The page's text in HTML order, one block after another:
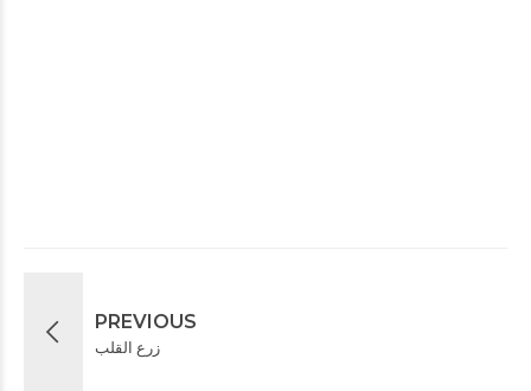
PREVIOUS
زرع القلب